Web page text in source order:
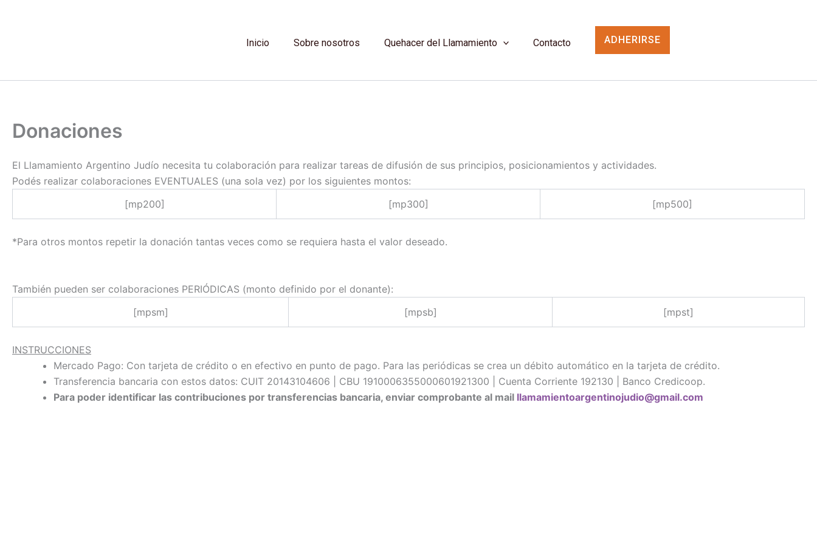
Inicio Sobre nosotros Quehacer del Llamamiento Contacto ADHERIRSE
Donaciones
El Llamamiento Argentino Judío necesita tu colaboración para realizar tareas de difusión de sus principios, posicionamientos y actividades.
Podés realizar colaboraciones EVENTUALES (una sola vez) por los siguientes montos:
[mp200]
[mp300] [mp500]
*Para otros montos repetir la donación tantas veces como se requiera hasta el valor deseado.
También pueden ser colaboraciones PERIÓDICAS (monto definido por el donante):
[mpsm]
[mpsb] [mpst]
INSTRUCCIONES
Mercado Pago: Con tarjeta de crédito o en efectivo en punto de pago. Para las periódicas se crea un débito automático en la tarjeta de crédito.
Transferencia bancaria con estos datos: CUIT 20143104606 | CBU 1910006355000601921300 | Cuenta Corriente 192130 | Banco Credicoop.
Para poder identificar las contribuciones por transferencias bancaria, enviar comprobante al mail llamamientoargentinojudio@gmail.com